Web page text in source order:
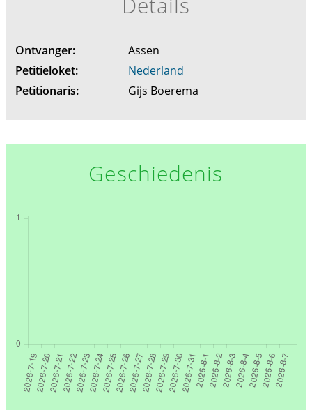
Ontvanger:
Assen
Petitieloket:
Nederland
Petitionaris:
Gijs Boerema
Geschiedenis